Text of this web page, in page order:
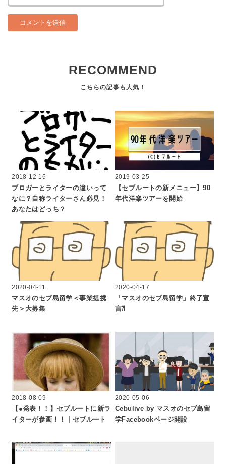
RECOMMEND
2018-12-16
ブロガーとライターの違いって
なに？自称ライターさん必見！
あなたはどっち？
2019-03-25
【セブルートの新メニュー】90
年代洋楽ツアーを開始
2020-04-11
マスオのセブ島留学＜事業提携
先＞大募集
2020-04-17
「マスオのセブ島留学」終了宣
言⁈
2018-08-09
【●発表！！】セブルートに新ラ
イターが参画！！ | セブルート
2020-05-06
Cebulive by マスオのセブ島留
学Facebookページ開設